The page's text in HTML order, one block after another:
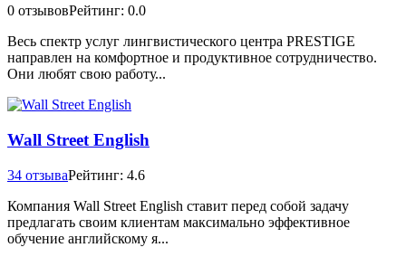
0 отзывовРейтинг: 0.0
Весь спектр услуг лингвистического центра PRESTIGE
направлен на комфортное и продуктивное сотрудничество.
Они любят свою работу...
Wall Street English
34 отзываРейтинг: 4.6
Компания Wall Street English ставит перед собой задачу
предлагать своим клиентам максимально эффективное
обучение английскому я...